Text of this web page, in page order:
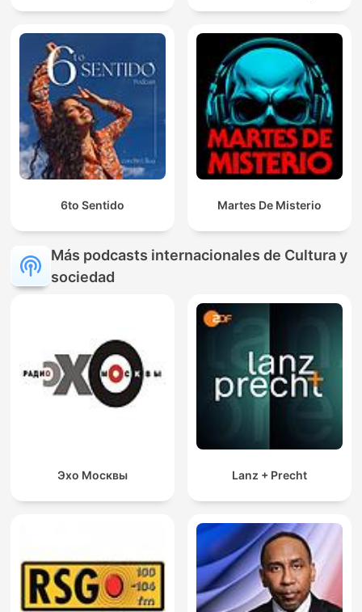
6to Sentido Martes De Misterio
Más podcasts internacionales de Cultura y
sociedad
Эхо Москвы Lanz + Precht